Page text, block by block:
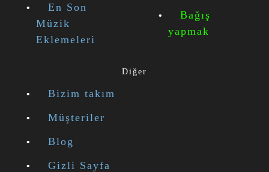
En Son
Müzik
Eklemeleri
Bağış
yapmak
Diğer
Bizim takım
Müşteriler
Blog
Gizli Sayfa